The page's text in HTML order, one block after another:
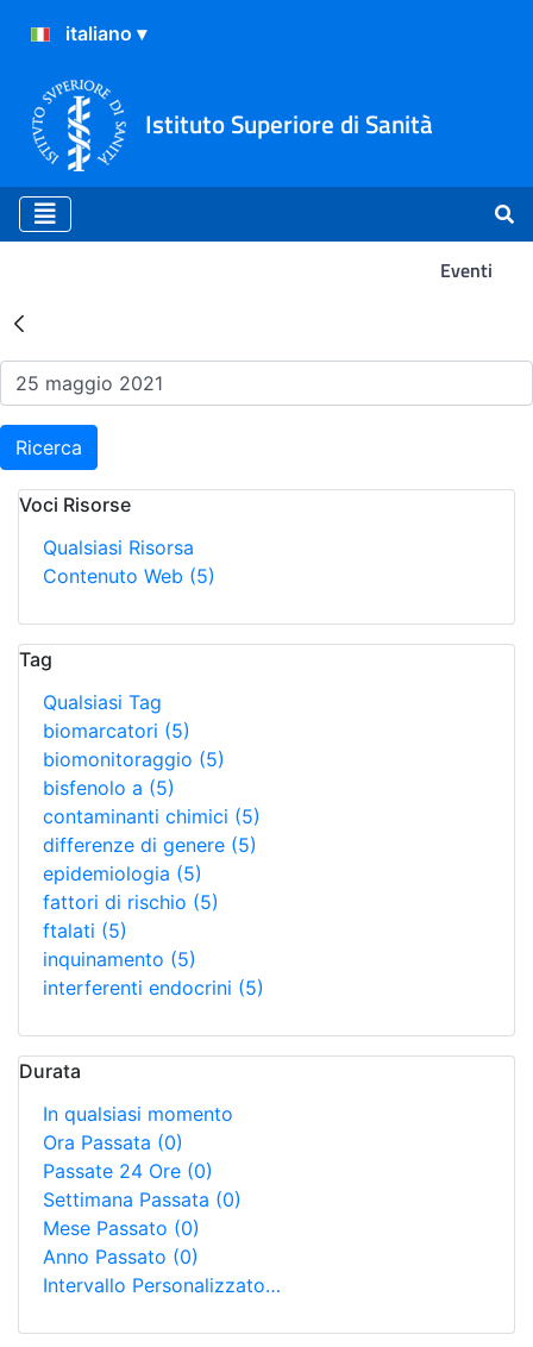
Istituto Superiore di Sanità
Eventi
Risultati della Ricerca -
Ricerca
Voci Risorse
Qualsiasi Risorsa
Contenuto Web (5)
Tag
Qualsiasi Tag
biomarcatori (5)
biomonitoraggio (5)
bisfenolo a (5)
contaminanti chimici (5)
differenze di genere (5)
epidemiologia (5)
fattori di rischio (5)
ftalati (5)
inquinamento (5)
interferenti endocrini (5)
Durata
In qualsiasi momento
Ora Passata (0)
Passate 24 Ore (0)
Settimana Passata (0)
Mese Passato (0)
Anno Passato (0)
Intervallo Personalizzato…